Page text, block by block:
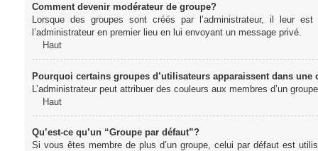
Comment devenir modérateur de groupe?
Lorsque des groupes sont créés par l’administrateur, il leur
l’administrateur en premier lieu en lui envoyant un message privé.
Haut
Pourquoi certains groupes d’utilisateurs apparaissent dans une
L’administrateur peut attribuer des couleurs aux membres d’un
Haut
Qu’est-ce qu’un “Groupe par défaut”?
Si vous êtes membre de plus d’un groupe, celui par défaut est